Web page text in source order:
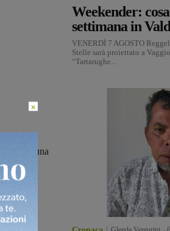
per una
le
i
Weekender:
settimana in
VENERDÌ 7 AGOSTO
Stelle sarà proiettato a
“Tartarughe...
×